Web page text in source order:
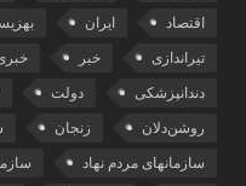
اقتصاد ایران
تیراندازی خبر
دندانپزشکی دولت
روشن‌دلان زنجان
سازمانهای مردم نهاد